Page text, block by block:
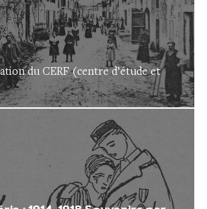
du CERF (centre d’étude et